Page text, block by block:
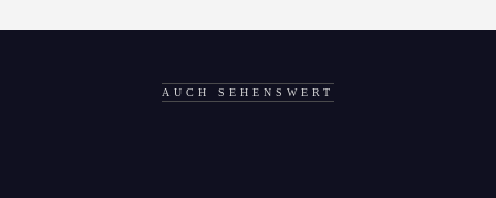
AUCH SEHENSWERT